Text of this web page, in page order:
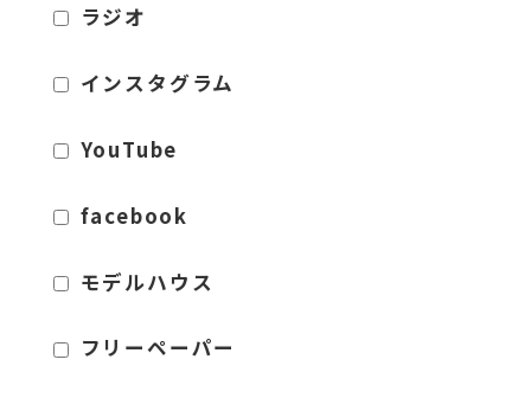
ラジオ
インスタグラム
YouTube
facebook
モデルハウス
フリーペーパー